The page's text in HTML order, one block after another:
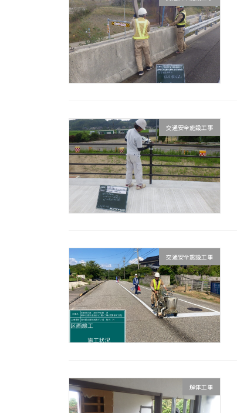
交通安全施設工事
交通安全施設工事
解体工事